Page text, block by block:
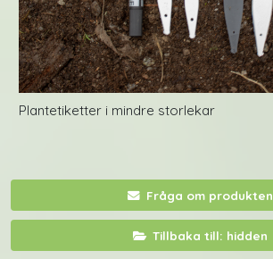
Plantetiketter i mindre storlekar
Fråga om produkten
Tillbaka till: hidden